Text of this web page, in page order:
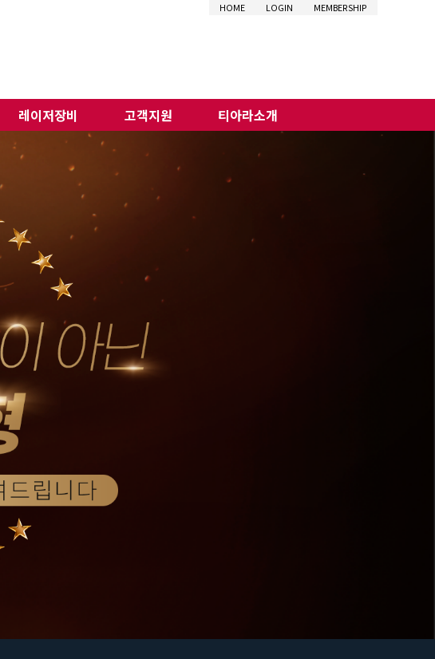
HOME LOGIN MEMBERSHIP
레이저장비 고객지원 티아라소개